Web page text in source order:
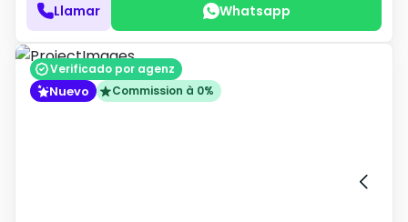
Llamar Whatsapp
Verificado por agenz
Nuevo Commission à 0%